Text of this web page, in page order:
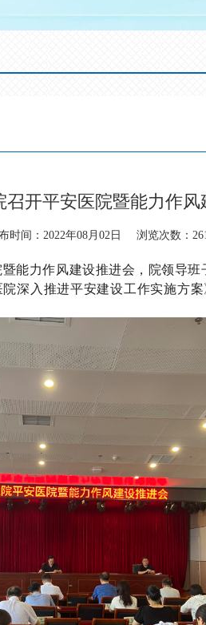
召开平安医院暨能力作风
时间：2022年08月02日 浏览次数：
能力作风建设推进会，院领导班
深入推进平安建设工作实施方